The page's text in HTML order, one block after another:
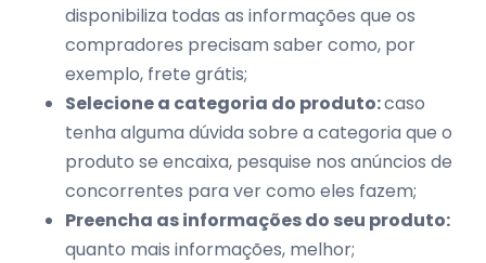
disponibiliza todas as informações que os
compradores precisam saber como, por
exemplo, frete grátis;
Selecione a categoria do produto:caso
tenha alguma dúvida sobre a categoria que o
produto se encaixa, pesquise nos anúncios de
concorrentes para ver como eles fazem;
Preencha as informações do seu produto:
quanto mais informações, melhor;